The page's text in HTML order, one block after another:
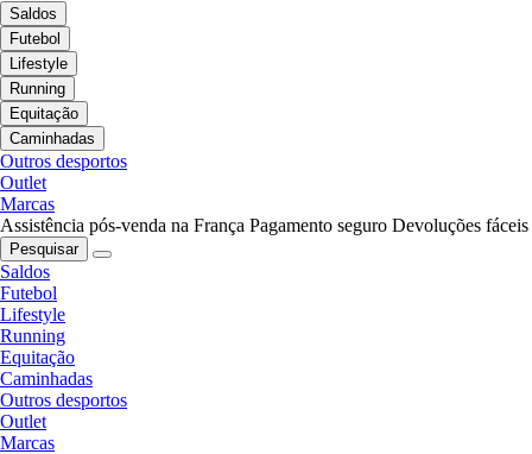
Saldos
Futebol
Lifestyle
Running
Equitação
Caminhadas
Outros desportos
Outlet
Marcas
Assistência pós-venda na França Pagamento seguro Devoluções fáceis
Pesquisar
Saldos
Futebol
Lifestyle
Running
Equitação
Caminhadas
Outros desportos
Outlet
Marcas